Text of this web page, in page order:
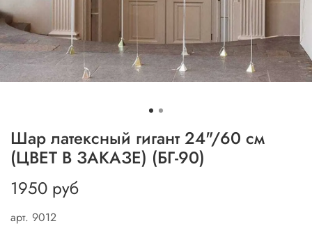
арт. 9012
Шар латексный гигант 24"/60 см
(ЦВЕТ В ЗАКАЗЕ) (БГ-90)
1950 руб